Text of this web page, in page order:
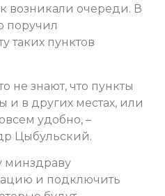
возникали очереди. В
поручил
таких пунктов
не знают, что пункты
и в других местах, или
удобно, –
Цыбульский.
минздраву
и подключить